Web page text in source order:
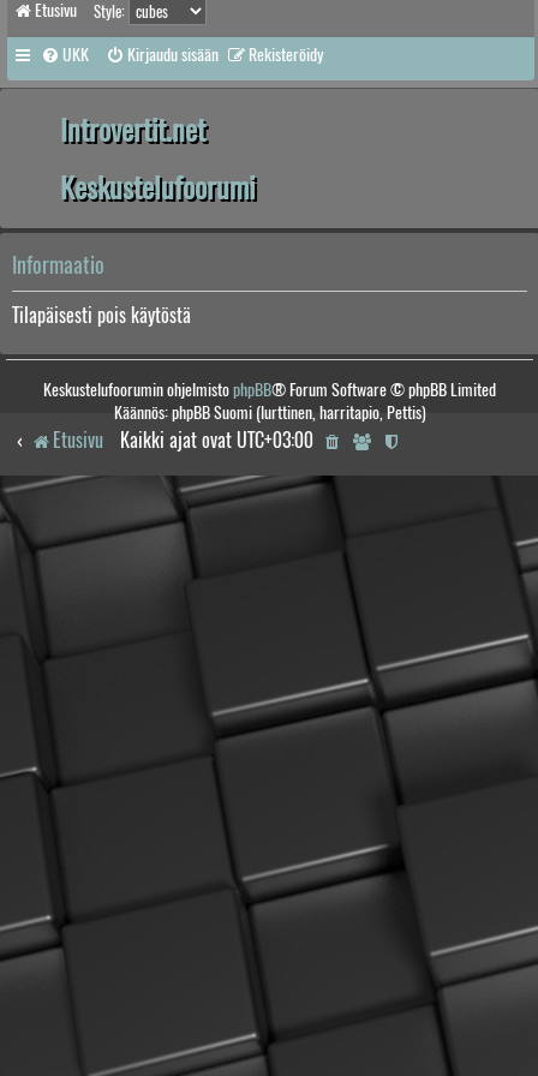
Etusivu Style:
UKK Kirjaudu sisään Rekisteröidy
Introvertit.net
Keskustelufoorumi
Informaatio
Tilapäisesti pois käytöstä
Keskustelufoorumin ohjelmistophpBB® Forum Software © phpBB Limited
Käännös: phpBB Suomi (lurttinen, harritapio, Pettis)
Etusivu Kaikki ajat ovat UTC+03:00